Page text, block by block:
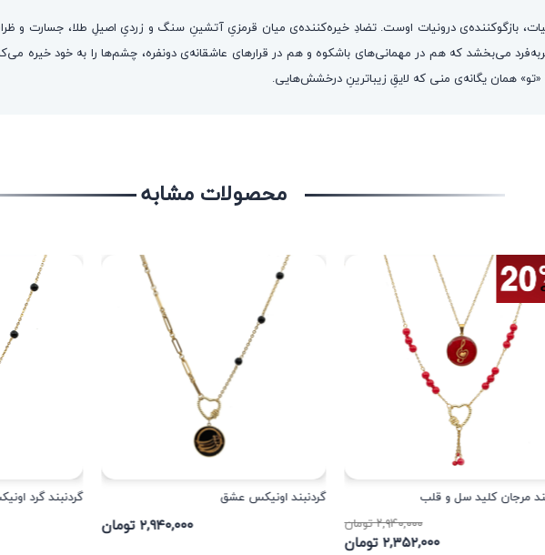
بازگوکننده‌ی درونیات اوست. تضادِ خیره‌کننده‌ی میان قرمزیِ آتشینِ سنگ و زردیِ اصیلِ طلا، جسارت و
می‌بخشد که هم در مهمانی‌های باشکوه و هم در قرارهای عاشقانه‌ی دونفره، چشم‌ها را به خود خیره
«تو» همان یگانه‌ی منی که لایقِ زیباترینِ درخشش‌هایی.
محصولات مشابه
مرجان کلید سل و قلب
۲,۹۴۰,۰۰۰ تومان
۲,۳۵۲,۰۰۰ تومان
گردنبند اونیکس عشق
۲,۹۴۰,۰۰۰ تومان
گردنبند گرد